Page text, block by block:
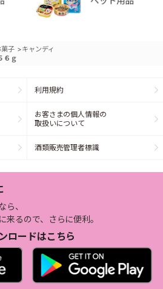
菓子 >キャンディ
６ｇ
利用規約
お客さまの個人情報の
取扱いについて
酒類販売管理者標識
ら、
来るので、さらに便利。
ロードはこちら